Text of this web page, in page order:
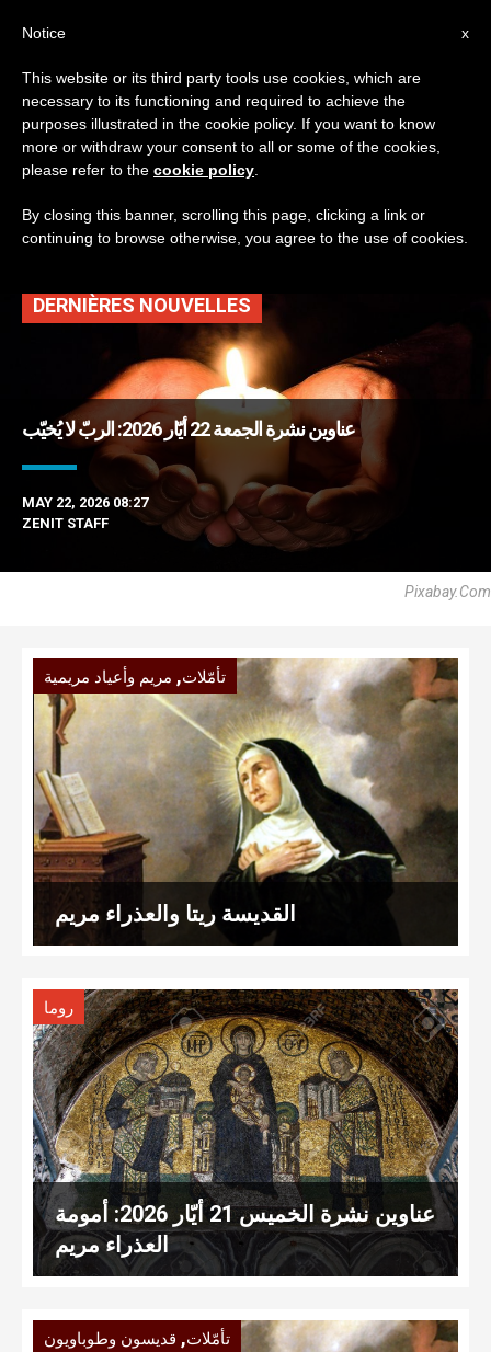
TAG
Posts Tagged
‘القديسة ريتا’
DERNIÈRES NOUVELLES
عناوين نشرة الجمعة 22 أيّار 2026: الربّ لا يُخيّب
MAY 22, 2026 08:27
ZENIT STAFF
Pixabay.com
تأمّلات, مريم وأعياد مريمية
القديسة ريتا والعذراء مريم
روما
عناوين نشرة الخميس 21 أيّار 2026: أمومة
العذراء مريم
تأمّلات, قديسون وطوباويون
x
Notice
This website or its third party tools use cookies, which are
necessary to its functioning and required to achieve the
purposes illustrated in the cookie policy. If you want to know
more or withdraw your consent to all or some of the cookies,
please refer to the cookie policy
By closing this banner, scrolling this page, clicking a link or
continuing to browse otherwise, you agree to the use of cookies.